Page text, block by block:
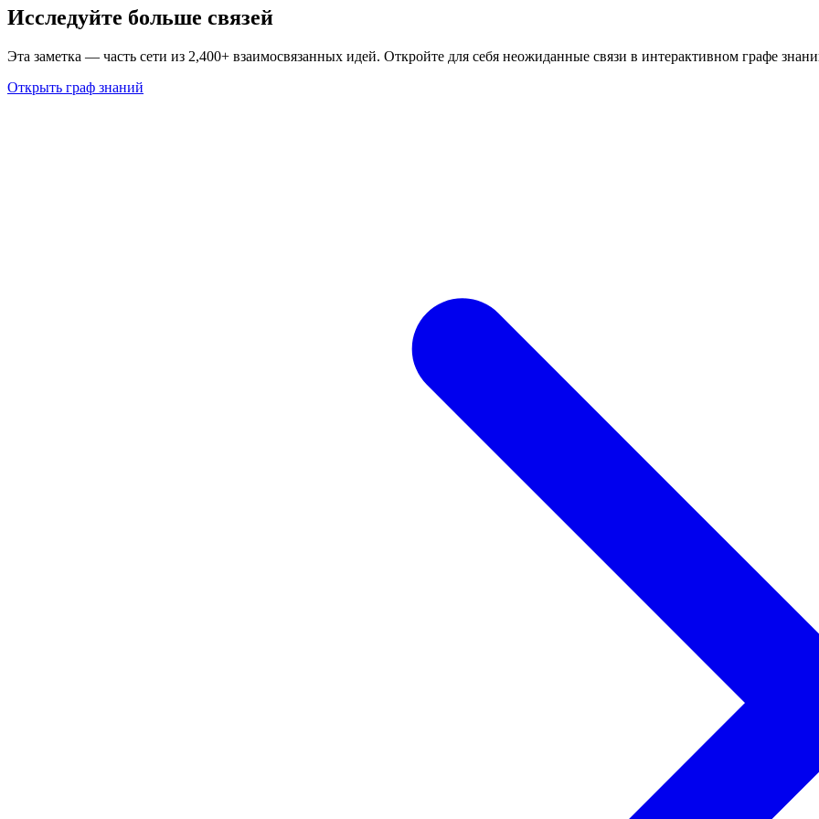
Исследуйте больше связей
Эта заметка — часть сети из 2,400+ взаимосвязанных идей. Откройте для себя неожиданные связи в интерактивном графе
Открыть граф знаний